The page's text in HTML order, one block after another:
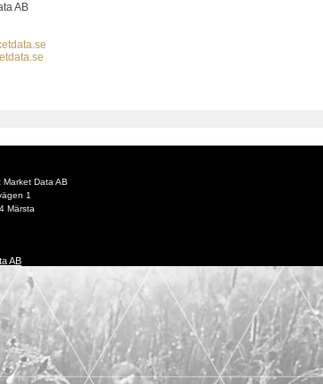
AB
Market Data AB
1
Märsta
AB